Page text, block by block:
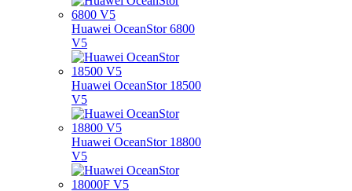
Huawei OceanStor 6800
V5
Huawei OceanStor 18500
V5
Huawei OceanStor 18800
V5